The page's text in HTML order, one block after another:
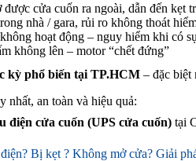
cửa cuốn ra ngoài, dẫn đến kẹt
nhà / gara, rủi ro không thoát
không hoạt động – nguy hiểm khi có
không lên – motor “chết đứng”
kỳ phổ biến tại TP.HCM – đặc biệt
nhất, an toàn và hiệu quả:
điện cửa cuốn (UPS cửa cuốn) tại
điện? Bị kẹt ? Không mở cửa? Giải